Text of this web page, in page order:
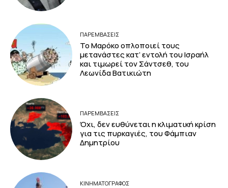
ΠΑΡΕΜΒΑΣΕΙΣ
Το Μαρόκο οπλοποιεί τους
μετανάστες κατ’ εντολή του Ισραήλ
και τιμωρεί τον Σάντσεθ, του
Λεωνίδα Βατικιώτη
ΠΑΡΕΜΒΑΣΕΙΣ
Όχι, δεν ευθύνεται η κλιματική κρίση
για τις πυρκαγιές, του Φάμπιαν
Δημητρίου
ΚΙΝΗΜΑΤΟΓΡΆΦΟΣ